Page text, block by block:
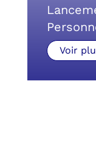
Voir